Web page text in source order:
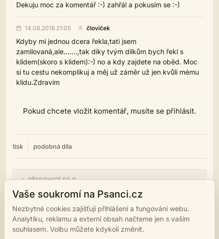
Dekuju moc za komentář :-) zahřál a pokusím se :-)
14.08.2018 21:05 človiček
Kdyby mi jednou dcera řekla,tati jsem
zamilovaná,ale.......,tak díky tvým dílkům bych řekl s
klidem(skoro s klidem):-) no a kdy zajdete na oběd. Moc
si tu cestu nekomplikuj a měj už záměr už jen kvůli mému
klidu.Zdravím
Pokud chcete vložit komentář, musíte se přihlásit.
tisk podobná díla
← PŘEDCHOZÍ DÍLO
neKonecno
NÁSLEDUJÍCÍ DÍLO →
Vaše soukromí na Psanci.cz
Nezbytné cookies zajišťují přihlášení a fungování webu.
Analytiku, reklamu a externí obsah načteme jen s vaším
souhlasem. Volbu můžete kdykoli změnit.